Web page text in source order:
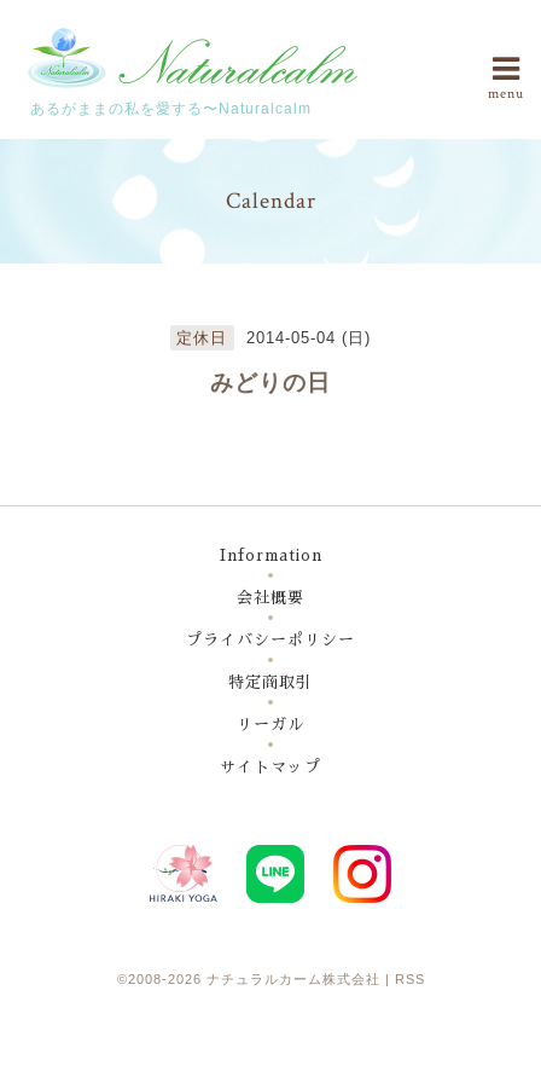
あるがままの私を愛する〜Naturalcalm
menu
Calendar
定休日 2014-05-04 (日)
みどりの日
Information
会社概要
プライバシーポリシー
特定商取引
リーガル
サイトマップ
©2008-2026 ナチュラルカーム株式会社 RSS